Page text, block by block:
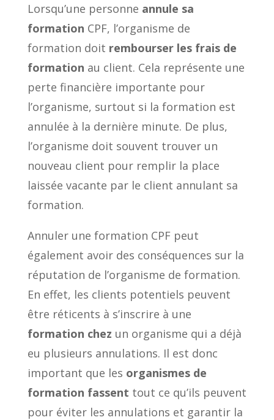
Lorsqu’une personne annule sa
formation CPF, l’organisme de
formation doit rembourser les frais de
formation au client. Cela représente une
perte financière importante pour
l’organisme, surtout si la formation est
annulée à la dernière minute. De plus,
l’organisme doit souvent trouver un
nouveau client pour remplir la place
laissée vacante par le client annulant sa
formation.
Annuler une formation CPF peut
également avoir des conséquences sur la
réputation de l’organisme de formation.
En effet, les clients potentiels peuvent
être réticents à s’inscrire à une
formation chez un organisme qui a déjà
eu plusieurs annulations. Il est donc
important que les organismes de
formation fassent tout ce qu’ils peuvent
pour éviter les annulations et garantir la